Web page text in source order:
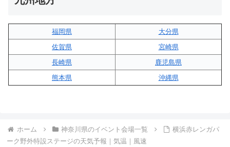
福岡県
大分県
佐賀県
宮崎県
長崎県
鹿児島県
熊本県
沖縄県
ホーム 神奈川県のイベント会場一覧
横浜赤レンガパ
ーク野外特設ステージの天気予報｜気温｜風速